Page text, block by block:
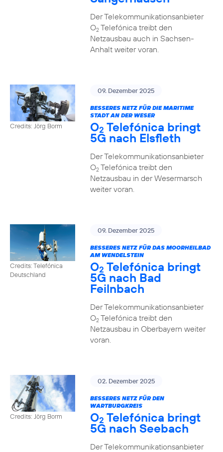
Der Telekommunikationsanbieter
O2Telefónica treibt den
Netzausbau auch in Sachsen-
Anhalt weiter voran.
Credits: Jörg Borm
09. Dezember 2025
BESSERES NETZ FÜR DIE MARITIME
STADT AN DER WESER
O2 Telefónica bringt
5G nach Elsfleth
Der Telekommunikationsanbieter
O2Telefónica treibt den
Netzausbau in der Wesermarsch
weiter voran.
Credits: Telefónica
Deutschland
09. Dezember 2025
BESSERES NETZ FÜR DAS MOORHEILBAD
AM WENDELSTEIN
O2 Telefónica bringt
5G nach Bad
Feilnbach
Der Telekommunikationsanbieter
O2Telefónica treibt den
Netzausbau in Oberbayern weiter
voran.
Credits: Jörg Borm
02. Dezember 2025
BESSERES NETZ FÜR DEN
WARTBURGKREIS
O2 Telefónica bringt
5G nach Seebach
Der Telekommunikationsanbieter